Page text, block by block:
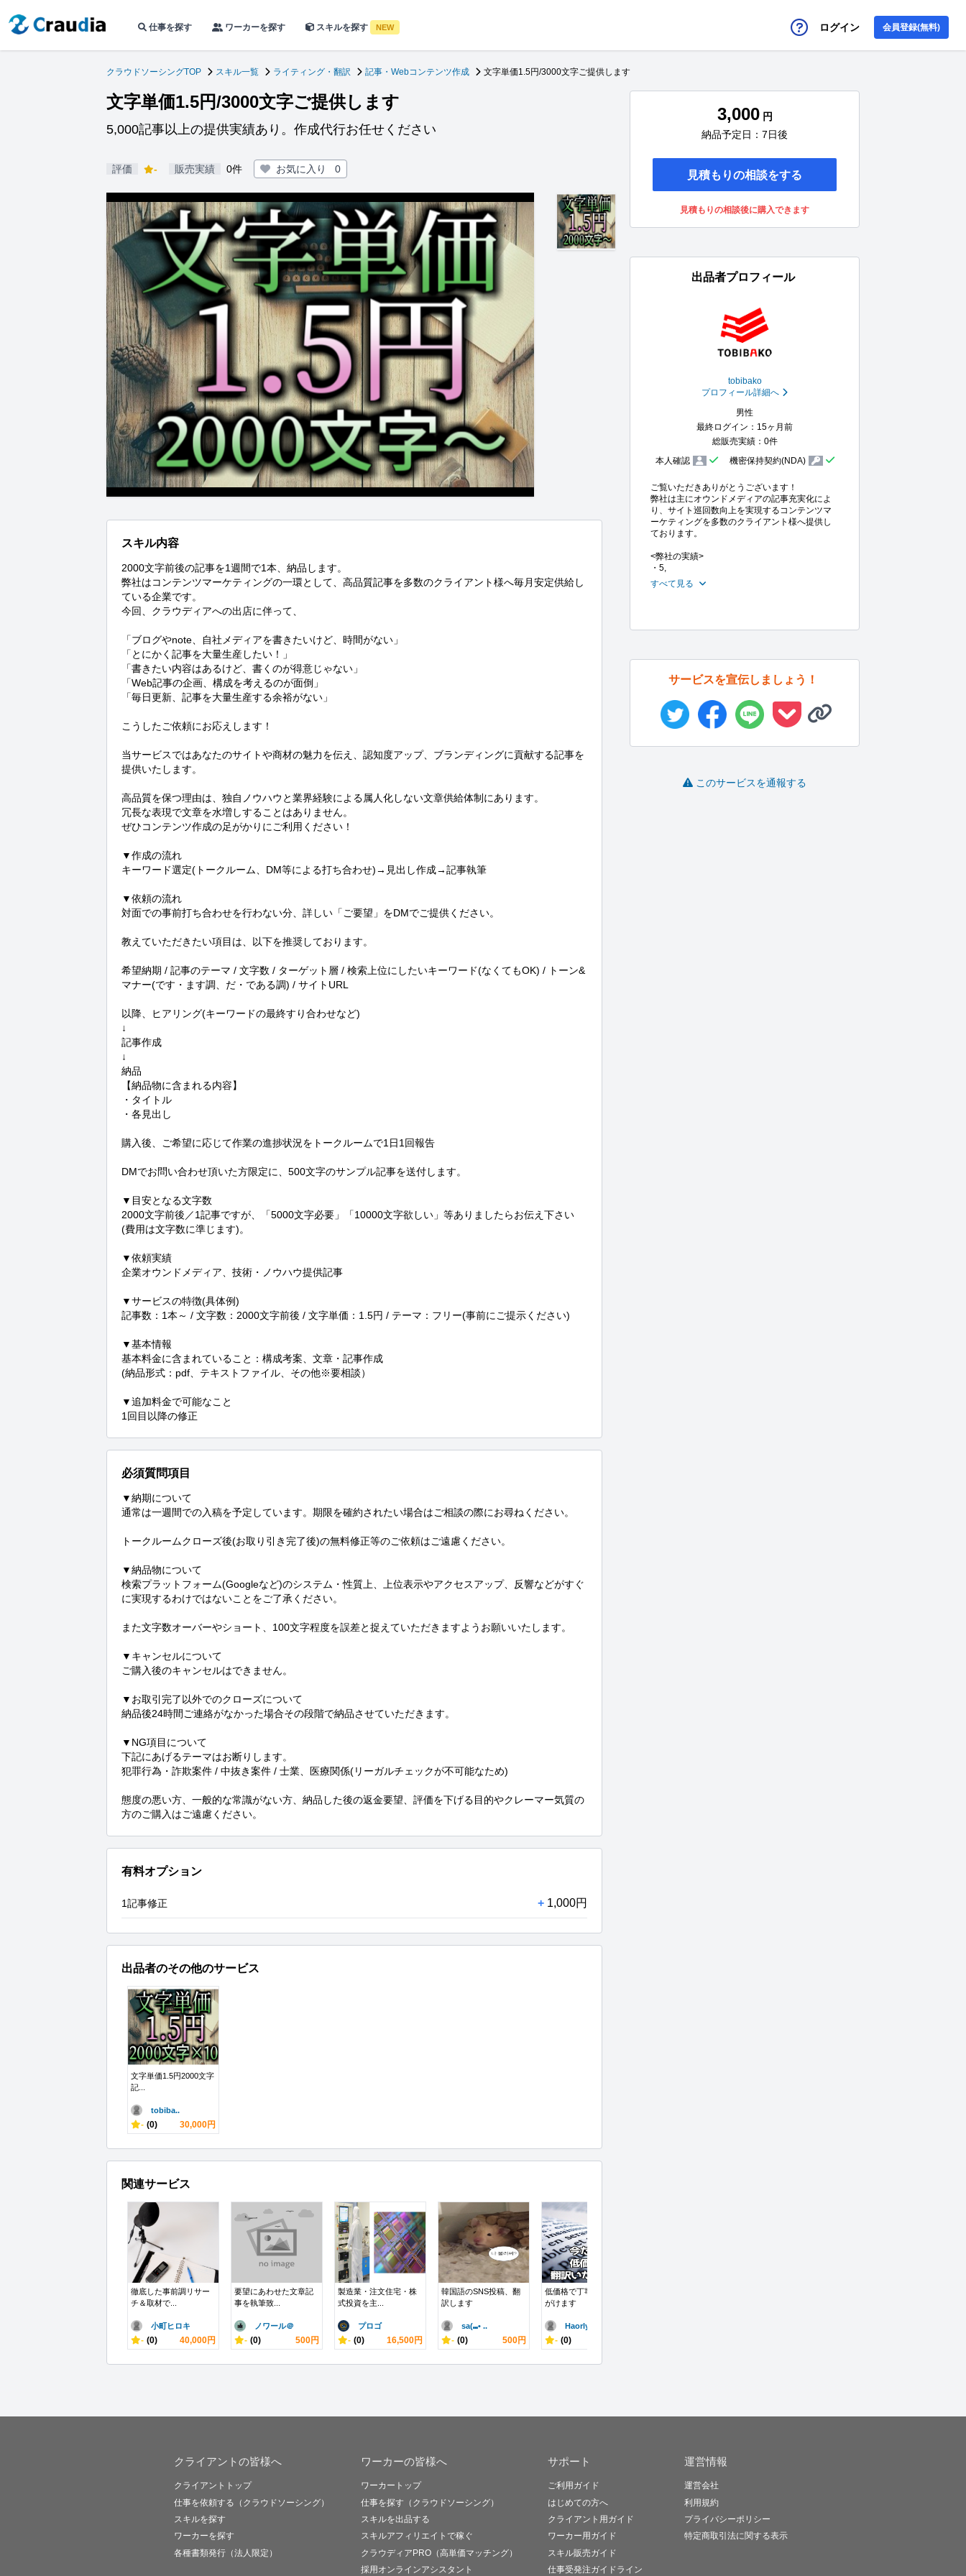
仕事を探す ワーカーを探す スキルを探す NEW ログイン 会員登録(無料)
クラウドソーシングTOP スキル一覧 ライティング・翻訳 記事・Webコンテンツ作成 文字単価1.5円/3000文字ご提供します
文字単価1.5円/3000文字ご提供します
5,000記事以上の提供実績あり。作成代行お任せください
評価 - 販売実績 0件 お気に入り 0
スキル内容
2000文字前後の記事を1週間で1本、納品します。
弊社はコンテンツマーケティングの一環として、高品質記事を多数のクライアント様へ毎月安定供給し
ている企業です。
今回、クラウディアへの出店に伴って、
「ブログやnote、自社メディアを書きたいけど、時間がない」
「とにかく記事を大量生産したい！」
「書きたい内容はあるけど、書くのが得意じゃない」
「Web記事の企画、構成を考えるのが面倒」
「毎日更新、記事を大量生産する余裕がない」
こうしたご依頼にお応えします！
当サービスではあなたのサイトや商材の魅力を伝え、認知度アップ、ブランディングに貢献する記事を
提供いたします。
高品質を保つ理由は、独自ノウハウと業界経験による属人化しない文章供給体制にあります。
冗長な表現で文章を水増しすることはありません。
ぜひコンテンツ作成の足がかりにご利用ください！
▼作成の流れ
キーワード選定(トークルーム、DM等による打ち合わせ)→見出し作成→記事執筆
▼依頼の流れ
対面での事前打ち合わせを行わない分、詳しい「ご要望」をDMでご提供ください。
教えていただきたい項目は、以下を推奨しております。
希望納期 / 記事のテーマ / 文字数 / ターゲット層 / 検索上位にしたいキーワード(なくてもOK) / トーン&
マナー(です・ます調、だ・である調) / サイトURL
以降、ヒアリング(キーワードの最終すり合わせなど)
↓
記事作成
↓
納品
【納品物に含まれる内容】
・タイトル
・各見出し
購入後、ご希望に応じて作業の進捗状況をトークルームで1日1回報告
DMでお問い合わせ頂いた方限定に、500文字のサンプル記事を送付します。
▼目安となる文字数
2000文字前後／1記事ですが、「5000文字必要」「10000文字欲しい」等ありましたらお伝え下さい
(費用は文字数に準じます)。
▼依頼実績
企業オウンドメディア、技術・ノウハウ提供記事
▼サービスの特徴(具体例)
記事数：1本～ / 文字数：2000文字前後 / 文字単価：1.5円 / テーマ：フリー(事前にご提示ください)
▼基本情報
基本料金に含まれていること：構成考案、文章・記事作成
(納品形式：pdf、テキストファイル、その他※要相談）
▼追加料金で可能なこと
1回目以降の修正
必須質問項目
▼納期について
通常は一週間での入稿を予定しています。期限を確約されたい場合はご相談の際にお尋ねください。
トークルームクローズ後(お取り引き完了後)の無料修正等のご依頼はご遠慮ください。
▼納品物について
検索プラットフォーム(Googleなど)のシステム・性質上、上位表示やアクセスアップ、反響などがすぐ
に実現するわけではないことをご了承ください。
また文字数オーバーやショート、100文字程度を誤差と捉えていただきますようお願いいたします。
▼キャンセルについて
ご購入後のキャンセルはできません。
▼お取引完了以外でのクローズについて
納品後24時間ご連絡がなかった場合その段階で納品させていただきます。
▼NG項目について
下記にあげるテーマはお断りします。
犯罪行為・詐欺案件 / 中抜き案件 / 士業、医療関係(リーガルチェックが不可能なため)
態度の悪い方、一般的な常識がない方、納品した後の返金要望、評価を下げる目的やクレーマー気質の
方のご購入はご遠慮ください。
有料オプション
1記事修正 + 1,000円
出品者のその他のサービス
文字単価1.5円2000文字
記...
tobiba..
- (0) 30,000円
関連サービス
徹底した事前調リサー
チ＆取材で...
小町ヒロキ
- (0) 40,000円
要望にあわせた文章記
事を執筆致...
ノワール＠
- (0) 500円
製造業・注文住宅・株
式投資を主...
プロゴ
- (0) 16,500円
韓国語のSNS投稿、翻
訳します
sa(⑉• ..
- (0) 500円
低価格で丁寧な翻訳心
がけます
Haorly..
- (0)
3,000 円
納品予定日：7日後
見積もりの相談をする
見積もりの相談後に購入できます
出品者プロフィール
tobibako
プロフィール詳細へ
男性
最終ログイン：15ヶ月前
総販売実績：0件
本人確認
機密保持契約(NDA)
ご覧いただきありがとうございます！
弊社は主にオウンドメディアの記事充実化によ
り、サイト巡回数向上を実現するコンテンツマ
ーケティングを多数のクライアント様へ提供し
ております。
<弊社の実績>
・5,
すべて見る
サービスを宣伝しましょう！
このサービスを通報する
クライアントの皆様へ
クライアントトップ
仕事を依頼する（クラウドソーシング）
スキルを探す
ワーカーを探す
各種書類発行（法人限定）
ワーカーの皆様へ
ワーカートップ
仕事を探す（クラウドソーシング）
スキルを出品する
スキルアフィリエイトで稼ぐ
クラウディアPRO（高単価マッチング）
採用オンラインアシスタント
サポート
ご利用ガイド
はじめての方へ
クライアント用ガイド
ワーカー用ガイド
スキル販売ガイド
仕事受発注ガイドライン
運営情報
運営会社
利用規約
プライバシーポリシー
特定商取引法に関する表示